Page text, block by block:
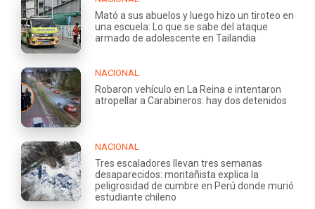
Mató a sus abuelos y luego hizo un tiroteo en
una escuela: Lo que se sabe del ataque
armado de adolescente en Tailandia
NACIONAL
Robaron vehículo en La Reina e intentaron
atropellar a Carabineros: hay dos detenidos
NACIONAL
Tres escaladores llevan tres semanas
desaparecidos: montañista explica la
peligrosidad de cumbre en Perú donde murió
estudiante chileno